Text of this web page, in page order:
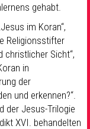
gehabt.
im Koran“,
Religionsstifter
christlicher Sicht“,
in
der
und erkennen?“.
der Jesus-Trilogie
XVI. behandelten